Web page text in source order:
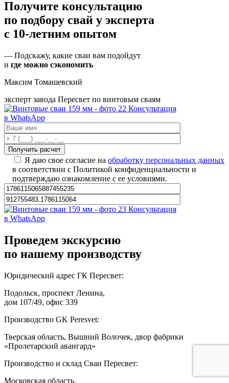
Получите консультацию
по подбору свай у эксперта
с 10-летним опытом
— Подскажу, какие сваи вам подойдут
и где можно сэкономить
Максим Томашевский
эксперт завода Пересвет по винтовым сваям
Консультация
в WhatsApp
Я даю свое согласие на обработку персональных данных
в соответствии с Политикой конфиденциальности и
подтверждаю ознакомление с ее условиями.
Консультация
в WhatsApp
Проведем экскурсию
по нашему производству
Юридический адрес ГК Пересвет:
Подольск, проспект Ленина,
дом 107/49, офис 339
Производство GK Peresvet:
Тверская область, Вышний Волочек, двор фабрики
«Пролетарский авангард»
Производство и склад Сваи Пересвет:
Московская область,